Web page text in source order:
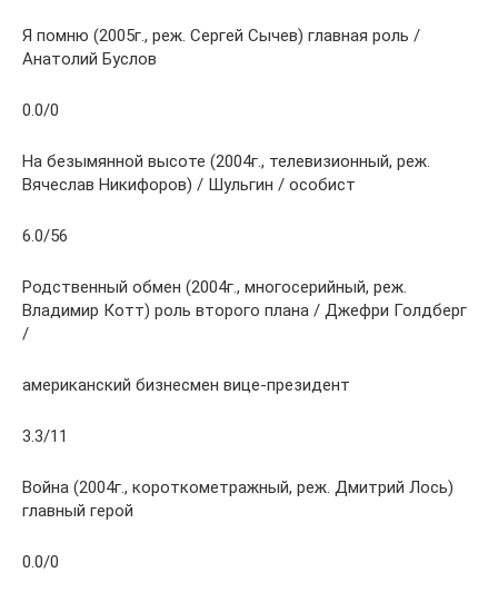
Я помню (2005г., реж. Сергей Сычев) главная роль /
Анатолий Буслов
0.0/0
На безымянной высоте (2004г., телевизионный, реж.
Вячеслав Никифоров) / Шульгин / особист
6.0/56
Родственный обмен (2004г., многосерийный, реж.
Владимир Котт) роль второго плана / Джефри Голдберг
/
американский бизнесмен вице-президент
3.3/11
Война (2004г., короткометражный, реж. Дмитрий Лось)
главный герой
0.0/0